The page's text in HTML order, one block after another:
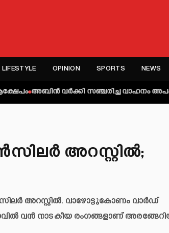
LIFESTYLE OPINION SPORTS NEWS
വര്‍ക്കി സഞ്ചരിച്ച വാഹനം
അറസ്റ്റിൽ;
അറസ്റ്റിൽ. വാഴോട്ടുകോണം വാർഡ്
വൻ നാടകീയ രംഗങ്ങളാണ്